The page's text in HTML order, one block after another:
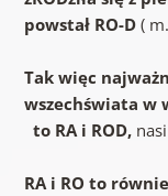
powstał RO-D(
Tak więc
wszechświata
to RA i ROD, nasi
RA i RO to